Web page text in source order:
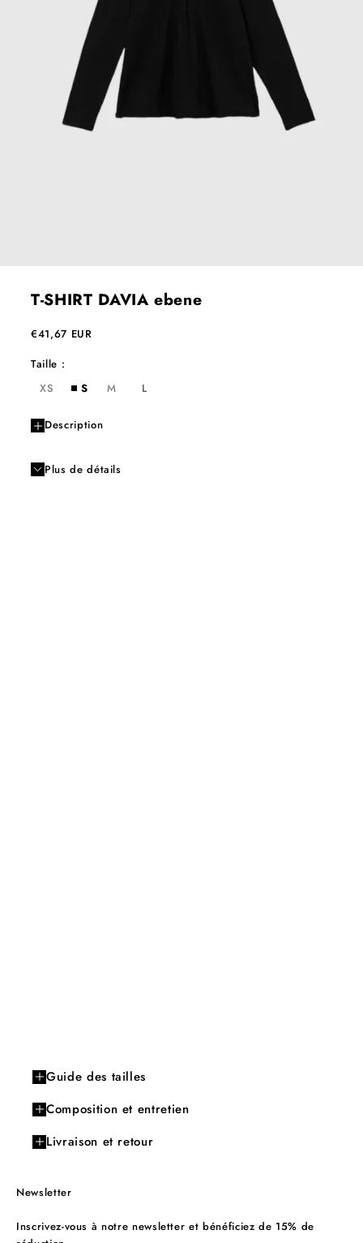
T-SHIRT DAVIA ebene
Prix de vente
€41,67 EUR
Taille :
XS
S M L
Description
Plus de détails
Guide des tailles
Composition et entretien
Livraison et retour
Newsletter
Inscrivez-vous à notre newsletter et bénéficiez de 15% de